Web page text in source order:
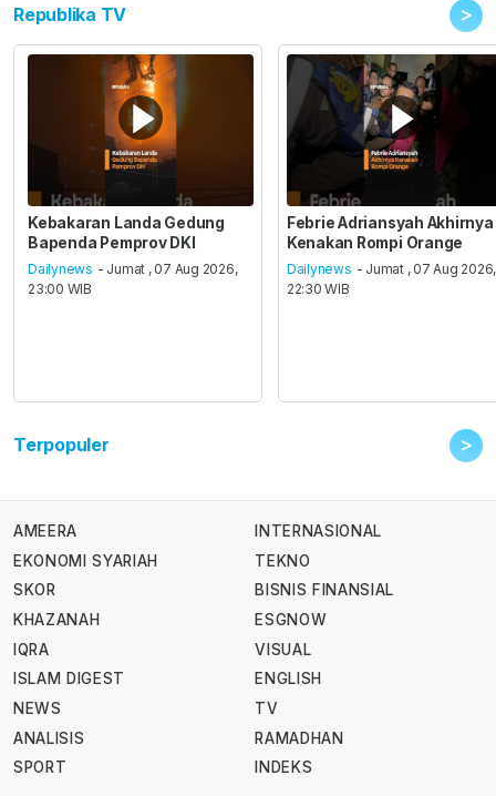
Republika TV >
Kebakaran Landa Gedung
Bapenda Pemprov DKI
Dailynews - Jumat , 07 Aug 2026,
23:00 WIB
Febrie Adriansyah Akhirnya
Kenakan Rompi Orange
Dailynews - Jumat , 07 Aug 2026,
22:30 WIB
Terpopuler >
AMEERA
EKONOMI SYARIAH
SKOR
KHAZANAH
IQRA
ISLAM DIGEST
NEWS
ANALISIS
SPORT
INTERNASIONAL
TEKNO
BISNIS FINANSIAL
ESGNOW
VISUAL
ENGLISH
TV
RAMADHAN
INDEKS